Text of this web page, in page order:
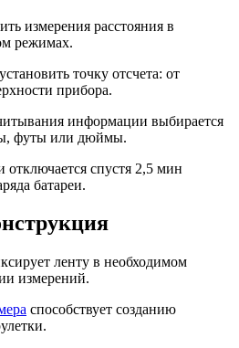
измерения расстояния в
режимах.
точку отсчета: от
прибора.
информации выбирается
футы или дюймы.
отключается спустя 2,5 мин
батареи.
ленту в необходимом
измерений.
способствует созданию